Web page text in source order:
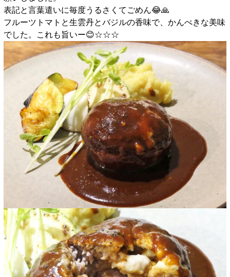
表記と言葉遣いに毎度うるさくてごめん😂🙏
フルーツトマトと生雲丹とバジルの香味で、かんぺきな美味
でした。これも旨いー😊☆☆☆